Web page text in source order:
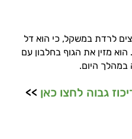
לרדת במשקל, כי הוא דל
הוא מזין את הגוף בחלבון עם
במהלך היום.
>>